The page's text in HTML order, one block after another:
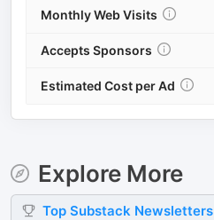
Monthly Web Visits
Accepts Sponsors
Estimated Cost per Ad
Explore More
Top Substack Newsletters